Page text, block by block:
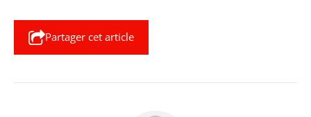
Partager cet article